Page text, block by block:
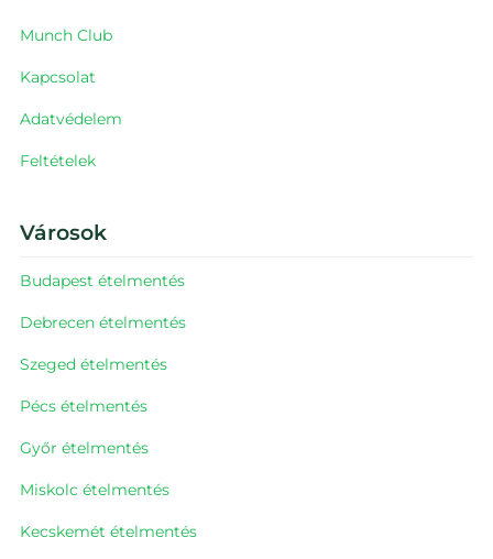
Munch Club
Kapcsolat
Adatvédelem
Feltételek
Városok
Budapest ételmentés
Debrecenételmentés
Szegedételmentés
Pécsételmentés
Győr ételmentés
Miskolc ételmentés
Kecskemét ételmentés